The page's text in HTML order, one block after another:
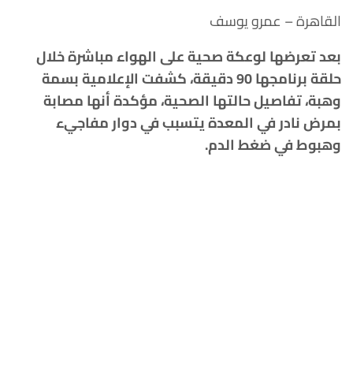
القاهرة – عمرو يوسف
بعد تعرضها لوعكة صحية على الهواء مباشرة خلال
حلقة برنامجها 90 دقيقة، كشفت الإعلامية بسمة
وهبة، تفاصيل حالتها الصحية، مؤكدة أنها مصابة
بمرض نادر في المعدة يتسبب في دوار مفاجيء
وهبوط في ضغط الدم.